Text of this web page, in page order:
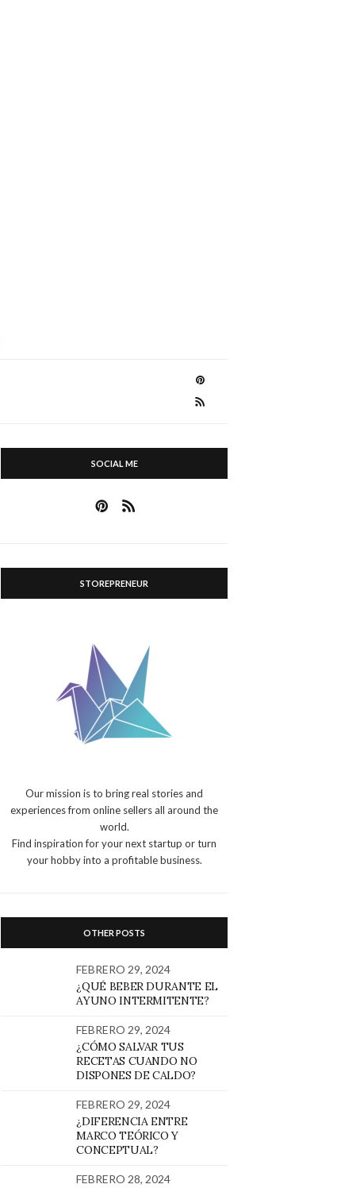
SOCIAL ME
STOREPRENEUR
Our mission is to bring real stories and
experiences from online sellers all around the
world.
Find inspiration for your next startup or turn
your hobby into a profitable business.
OTHER POSTS
FEBRERO 29, 2024
¿QUÉ BEBER DURANTE EL
AYUNO INTERMITENTE?
FEBRERO 29, 2024
¿CÓMO SALVAR TUS
RECETAS CUANDO NO
DISPONES DE CALDO?
FEBRERO 29, 2024
¿DIFERENCIA ENTRE
MARCO TEÓRICO Y
CONCEPTUAL?
FEBRERO 28, 2024